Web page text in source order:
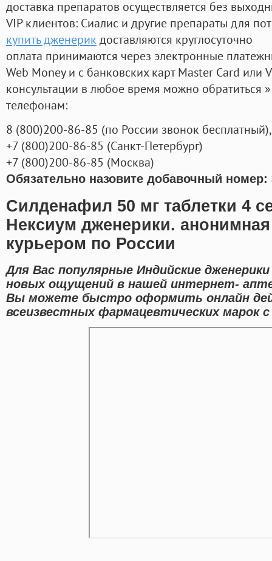
доставка препаратов осуществляется без
VIP клиентов: Сиалис и другие препараты для
купить дженерик доставляются круглосуточно
оплата принимаются через электронные
Web Money и с банковских карт Master Card или
консультации в любое время можно обратиться
телефонам:
8 (800)200-86-85 (по России звонок бесплатный),
+7 (800)200-86-85 (Санкт-Петербург)
+7 (800)200-86-85 (Москва)
Обязательно назовите добавочный номер:
Силденафил 50 мг таблетки 4
Нексиум дженерики. анонимная
курьером по России
Для Вас популярные Индийские
новых ощущений в нашей интернет-
Вы можете быстро оформить онлайн
всеизвестных фармацевтических марок